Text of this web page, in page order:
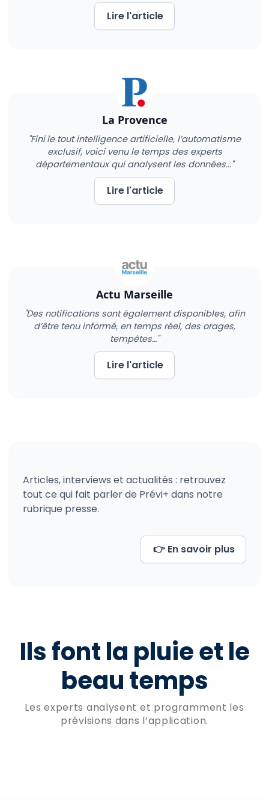
Lire l'article
La Provence
"Fini le tout intelligence artificielle, l’automatisme
exclusif, voici venu le temps des experts
départementaux qui analysent les données..."
Lire l'article
Actu Marseille
"Des notifications sont également disponibles, afin
d’être tenu informé, en temps réel, des orages,
tempêtes…"
Lire l'article
Articles, interviews et actualités : retrouvez
tout ce qui fait parler de Prévi+ dans notre
rubrique presse.
👉 En savoir plus
Ils font la pluie et le
beau temps
Les experts analysent et programment les
prévisions dans l’application.